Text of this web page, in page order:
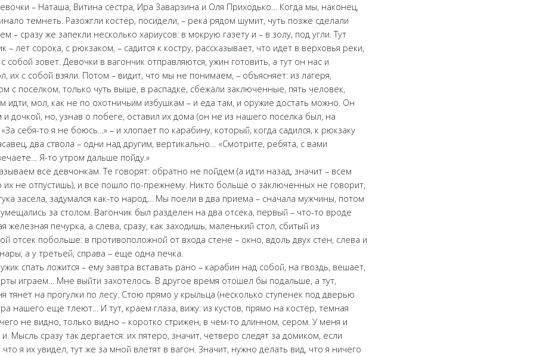
– Наташа, Витина сестра, Ира Заварзина и Оля Приходько… Когда мы, наконец,
темнеть. Разожгли костёр, посидели, – река рядом шумит, чуть позже сделали
– сразу же запекли несколько хариусов: в мокрую газету и – в золу, под угли. Тут
– лет сорока, с рюкзаком, – садится к костру, рассказывает, что идет в верховья реки,
зовет. Девочки в вагончик отправляются, ужин готовить, а тут он нас и
их с собой взяли. Потом – видит, что мы не понимаем, – объясняет: из лагеря,
с поселком, только чуть выше, в распадке, сбежали заключенные, пять человек,
идти, мол, как не по охотничьим избушкам – и еда там, и оружие достать можно. Он
и дочкой, но, узнав о побеге, оставил их дома (он не из нашего поселка был, на
себя-то я не боюсь…» – и хлопает по карабину, который, когда садился, к рюкзаку
два ствола – одни над другим, вертикально… «Смотрите, ребята, с вами
Я-то утром дальше пойду.»
всё девчонкам. Те говорят: обратно не пойдем (а идти назад, значит – всем
их не отпустишь), и всё пошло по-прежнему. Никто больше о заключенных не говорит,
засела, задумался как-то народ… Мы поели в два приема – сначала мужчины, потом
за столом. Вагончик был разделен на два отсека, первый – что-то вроде
железная печурка, а слева, сразу, как заходишь, маленький стол, сбитый из
отсек побольше: в противоположной от входа стене – окно, вдоль двух стен, слева и
а у третьей, справа – еще одна печка.
спать ложится – ему завтра вставать рано – карабин над собой, на гвоздь, вешает,
играем… Мне выйти захотелось. В другое время отошел бы подальше, а тут,
тянет на прогулки по лесу. Стою прямо у крыльца (несколько ступенек под дверью
нашего еще тлеют… И тут, краем глаза, вижу: из кустов, прямо на костер, темная
не видно, только видно – коротко стрижен, в чем-то длинном, сером. У меня и
Мысль сразу так дергается: их пятеро, значит, четверо следят за домиком, если
что я их увидел, тут же за мной влетят в вагон. Значит, нужно делать вид, что я ничего